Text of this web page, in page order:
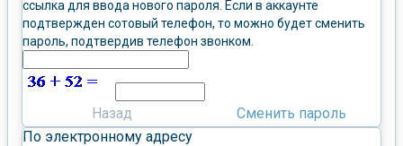
ссылка для ввода нового пароля. Если в аккаунте
подтвержден сотовый телефон, то можно будет сменить
пароль, подтвердив телефон звонком.
Назад
Сменить пароль
По электронному адресу